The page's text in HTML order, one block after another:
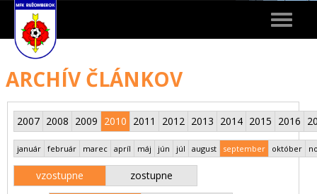
Toggle
ARCHÍV ČLÁNKOV
2007 2008 2009 2010 2011 2012 2013 2014 2015 2016
január február marec apríl máj jún júl august september október
vzostupne zostupne